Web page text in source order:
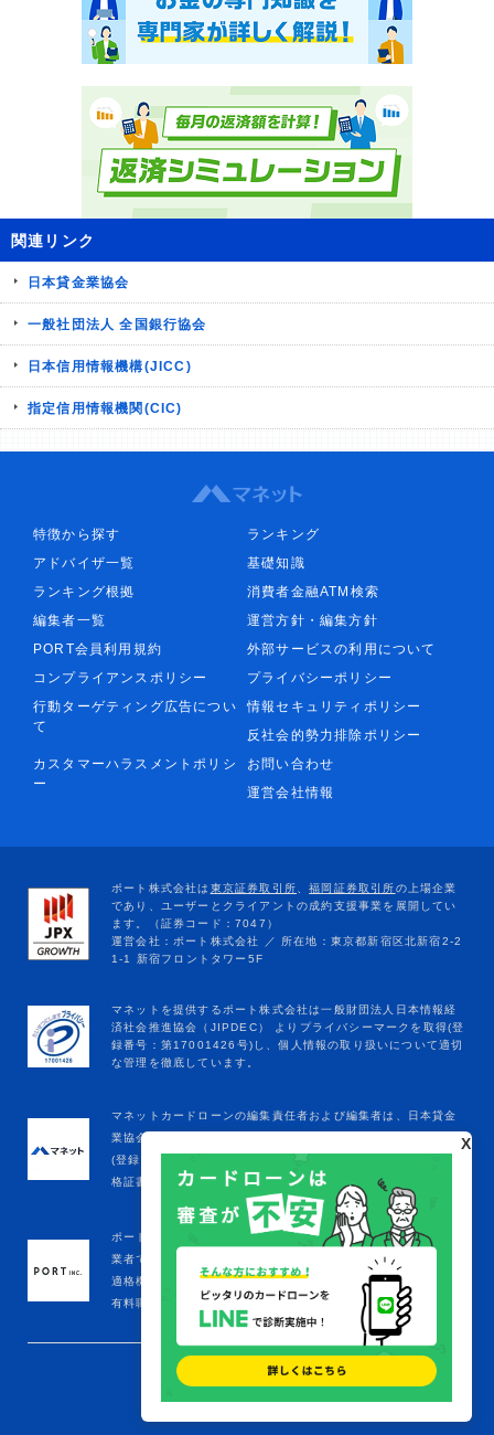
関連リンク
日本貸金業協会
一般社団法人 全国銀行協会
日本信用情報機構(JICC)
指定信用情報機関(CIC)
X
特徴から探す
ランキング
アドバイザ一覧
基礎知識
ランキング根拠
消費者金融ATM検索
編集者一覧
運営方針・編集方針
PORT会員利用規約
外部サービスの利用について
コンプライアンスポリシー
プライバシーポリシー
行動ターゲティング広告につい
て
情報セキュリティポリシー
反社会的勢力排除ポリシー
カスタマーハラスメントポリシ
ー
お問い合わせ
運営会社情報
マネットカードローンの編集責任者および編集者は、日本貸金
業協会の定める貸金業務取扱主任者登録を受けています。
(登録年月日：令和8年1月9日、登録番号：K250020096、合
格証書番号：F241000177)
ポート株式会社は金融庁をはじめとする政府機関への届出済事
業者です。
適格機関投資家
有料職業紹介事業者(厚生労働省：13-ﾕ-305645)